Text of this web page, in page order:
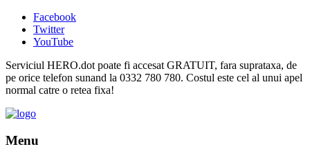
Facebook
Twitter
YouTube
Serviciul HERO.dot poate fi accesat GRATUIT, fara suprataxa, de
pe orice telefon sunand la 0332 780 780. Costul este cel al unui apel
normal catre o retea fixa!
Menu